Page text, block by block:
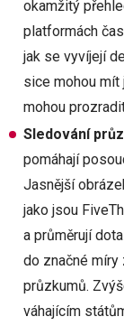
okamžitý
platformách
jak se vyvíjejí
sice mohou mít
mohou
Sledování
pomáhají
Jasnější
jako jsou
a průměrují
do značné
průzkumů.
váhajícím